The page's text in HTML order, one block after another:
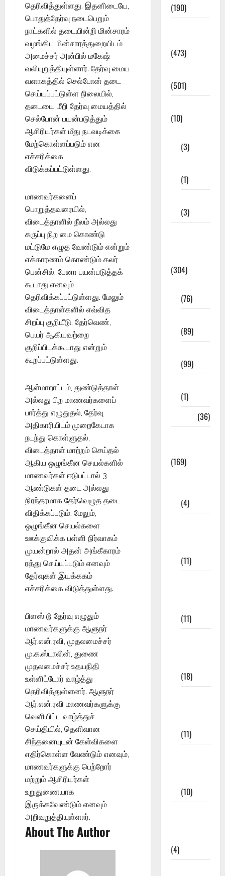
தெரிவித்துள்ளது. இதனிடையே,
பொதுத்தேர்வு நடைபெறும்
நாட்களில் தடையின்றி மின்சாரம்
வழங்கிட மின்சாரத்துறையிடம்
அமைச்சர் அன்பில் மகேஷ்
வலியுறுத்தியுள்ளார். தேர்வு மைய
வளாகத்தில் செல்போன் தடை
செய்யப்பட்டுள்ள நிலையில்,
தடையை மீறி தேர்வு மையத்தில்
செல்போன் பயன்படுத்தும்
ஆசிரியர்கள் மீது நடவடிக்கை
மேற்கொள்ளப்படும் என
எச்சரிக்கை
விடுக்கப்பட்டுள்ளது.
மாணவர்களைப்
பொறுத்தவரையில்,
விடைத்தாளில் நீலம் அல்லது
கருப்பு நிற மை கொண்டு
மட்டுமே எழுத வேண்டும் என்றும்
எக்காரணம் கொண்டும் கலர்
பென்சில், பேனா பயன்படுத்தக்
கூடாது எனவும்
தெரிவிக்கப்பட்டுள்ளது. மேலும்
விடைத்தாள்களில் எவ்வித
சிறப்பு குறியீடு, தேர்வெண்,
பெயர் ஆகியவற்றை
குறிப்பிடக்கூடாது என்றும்
கூறப்பட்டுள்ளது.
ஆள்மாறாட்டம், துண்டுத்தாள்
அல்லது பிற மாணவர்களைப்
பார்த்து எழுதுதல், தேர்வு
அதிகாரியிடம் முறைகேடாக
நடந்து கொள்ளுதல்,
விடைத்தாள் மாற்றம் செய்தல்
ஆகிய ஒழுங்கீன செயல்களில்
மாணவர்கள் ஈடுபட்டால் 3
ஆண்டுகள் தடை அல்லது
நிரந்தரமாக தேர்வெழுத தடை
விதிக்கப்படும். மேலும்,
ஒழுங்கீன செயல்களை
ஊக்குவிக்க பள்ளி நிர்வாகம்
முயன்றால் அதன் அங்கீகாரம்
ரத்து செய்யப்படும் எனவும்
தேர்வுகள் இயக்ககம்
எச்சரிக்கை விடுத்துள்ளது.
பிளஸ் டூ தேர்வு எழுதும்
மாணவர்களுக்கு ஆளுநர்
ஆர்.என்.ரவி, முதலமைச்சர்
மு.க.ஸ்டாலின், துணை
முதலமைச்சர் உதயநிதி
உள்ளிட்டோர் வாழ்த்து
தெரிவித்துள்ளனர். ஆளுநர்
ஆர்.என்.ரவி மாணவர்களுக்கு
வெளியிட்ட வாழ்த்துச்
செய்தியில், தெளிவான
சிந்தனையுடன் கேள்விகளை
எதிர்கொள்ள வேண்டும் எனவும்,
மாணவர்களுக்கு பெற்றோர்
மற்றும் ஆசிரியர்கள்
உறுதுணையாக
இருக்கவேண்டும் எனவும்
அறிவுறுத்தியுள்ளார்.
About The Author
(190)
(473)
(501)
(10)
(3)
(1)
(3)
(304)
(76)
(89)
(99)
(1)
(36)
(169)
(4)
(11)
(11)
(18)
(11)
(10)
(4)